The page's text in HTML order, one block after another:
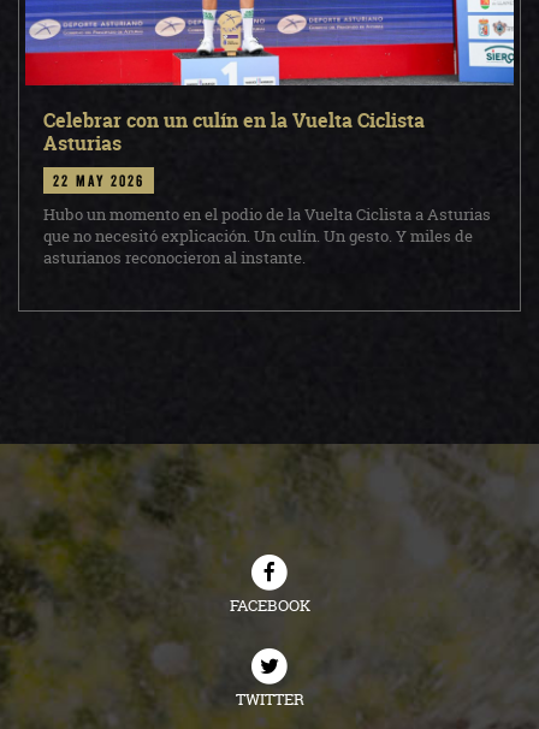
Celebrar con un culín en la Vuelta Ciclista
Asturias
22 may 2026
Hubo un momento en el podio de la Vuelta Ciclista a Asturias
que no necesitó explicación. Un culín. Un gesto. Y miles de
asturianos reconocieron al instante.
FACEBOOK
TWITTER